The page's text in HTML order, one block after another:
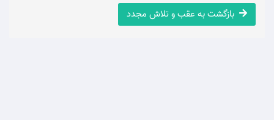
بازگشت به عقب و تلاش مجدد